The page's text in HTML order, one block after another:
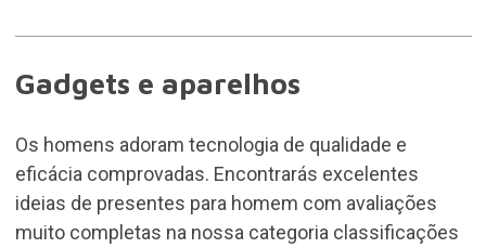
Gadgets e aparelhos
Os homens adoram tecnologia de qualidade e
eficácia comprovadas. Encontrarás excelentes
ideias de presentes para homem com avaliações
muito completas na nossa categoria classificações